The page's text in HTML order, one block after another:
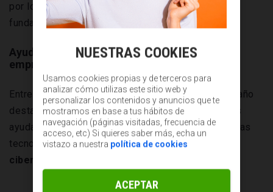
por lo que cumplir requisitos y plazos resulta
fundamental.
Ayudas para digitalización y modernización
empresarial
Entre las subvenciones más relevantes del nuevo año
destacan lasdestinadas a ladigitalización
. Estas
ayudas para empresas buscan impulsar herramientas
tecnológicas, automatización de procesos,
ciberseguridad y presencia digital.
NUESTRAS COOKIES
Usamos cookies propias y de terceros para
analizar cómo utilizas este sitio web y
personalizar los contenidos y anuncios que te
mostramos en base a tus hábitos de
navegación (páginas visitadas, frecuencia de
acceso, etc) Si quieres saber más, echa un
vistazo a nuestra política de cookies
ACEPTAR